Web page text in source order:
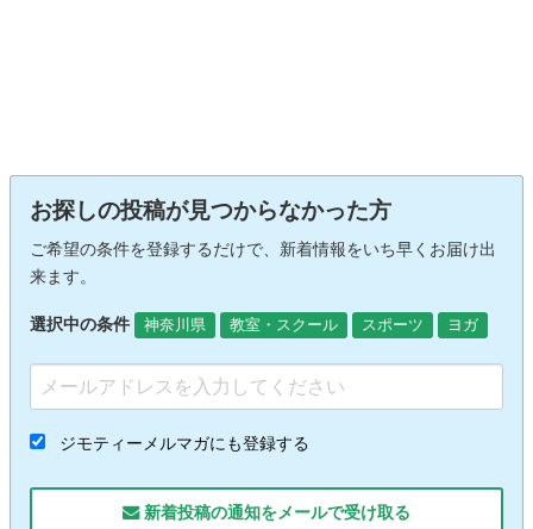
お探しの投稿が見つからなかった方
ご希望の条件を登録するだけで、新着情報をいち早くお届け出
来ます。
選択中の条件 神奈川県 教室・スクール スポーツ ヨガ
ジモティーメルマガにも登録する
新着投稿の通知をメールで受け取る